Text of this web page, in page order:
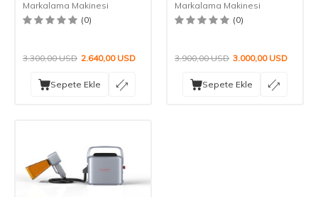
Markalama Makinesi
(0)
3.300,00USD 2.640,00USD
Sepete Ekle
Markalama Makinesi
(0)
3.900,00USD 3.000,00USD
Sepete Ekle